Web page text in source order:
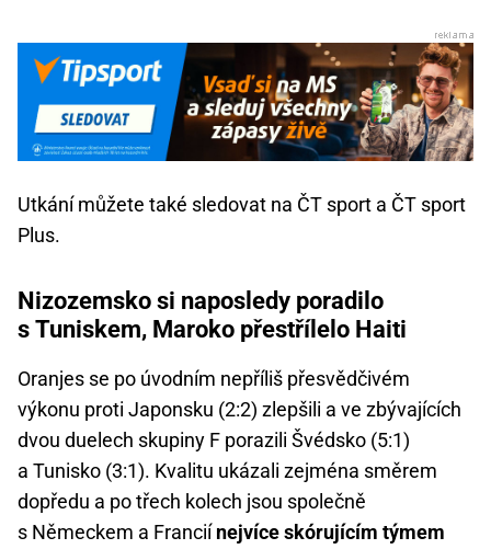
Utkání můžete také sledovat na ČT sport a ČT sport
Plus.
Nizozemsko si naposledy poradilo
s Tuniskem, Maroko přestřílelo Haiti
Oranjes se po úvodním nepříliš přesvědčivém
výkonu proti Japonsku (2:2) zlepšili a ve zbývajících
dvou duelech skupiny F porazili Švédsko (5:1)
a Tunisko (3:1). Kvalitu ukázali zejména směrem
dopředu a po třech kolech jsou společně
s Německem a Franciínejvíce skórujícím týmem